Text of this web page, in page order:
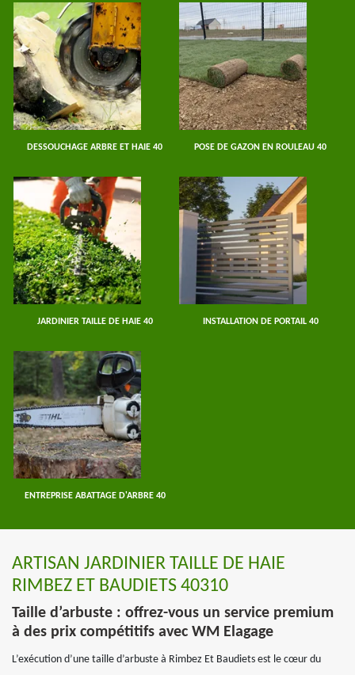
DESSOUCHAGE ARBRE ET HAIE 40 POSE DE GAZON EN ROULEAU 40
JARDINIER TAILLE DE HAIE 40 INSTALLATION DE PORTAIL 40
ENTREPRISE ABATTAGE D'ARBRE 40
ARTISAN JARDINIER TAILLE DE HAIE
RIMBEZ ET BAUDIETS 40310
Taille d’arbuste : offrez-vous un service premium
à des prix compétitifs avec WM Elagage
L’exécution d’une taille d’arbuste à Rimbez Et Baudiets est le cœur du